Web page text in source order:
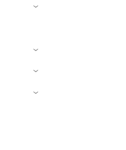
›
›
›
›